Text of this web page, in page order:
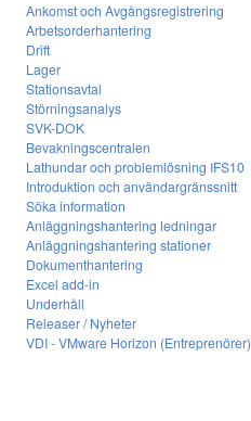
Ankomst och Avgångsregistrering
Arbetsorderhantering
Drift
Lager
Stationsavtal
Störningsanalys
SVK-DOK
Bevakningscentralen
Lathundar och problemlösning IFS10
Introduktion och användargränssnitt
Söka information
Anläggningshantering ledningar
Anläggningshantering stationer
Dokumenthantering
Excel add-in
Underhåll
Releaser / Nyheter
VDI - VMware Horizon (Entreprenörer)